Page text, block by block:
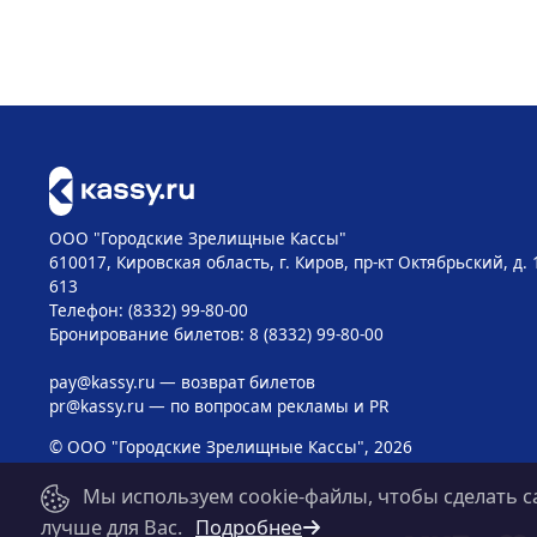
ООО "Городские Зрелищные Кассы"
610017, Кировская область, г. Киров, пр-кт Октябрьский, д.
613
Телефон: (8332) 99-80-00
Бронирование билетов: 8 (8332) 99-80-00
pay@kassy.ru— возврат билетов
pr@kassy.ru— по вопросам рекламы и PR
© ООО "Городские Зрелищные Кассы", 2026
Мы используем cookie-файлы, чтобы сделать
лучше для Вас. Подробнее